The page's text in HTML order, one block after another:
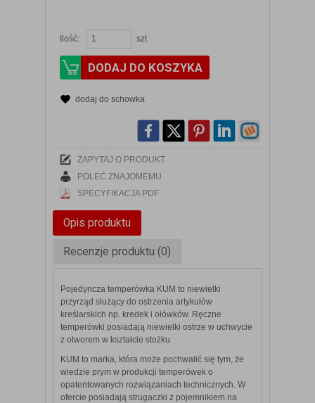
Ilość: szt.
DODAJ DO KOSZYKA
dodaj do schowka
ZAPYTAJ O PRODUKT
POLEĆ ZNAJOMEMU
SPECYFIKACJA PDF
Opis produktu
Recenzje produktu (0)
Pojedyncza temperówka KUM to niewielki
przyrząd służący do ostrzenia artykułów
kreślarskich np. kredek i ołówków. Ręczne
temperówki posiadają niewielki ostrze w uchwycie
z otworem w kształcie stożku
KUM to marka, która może pochwalić się tym, że
wiedzie prym w produkcji temperówek o
opatentowanych rozwiązaniach technicznych. W
ofercie posiadają strugaczki z pojemnikiem na